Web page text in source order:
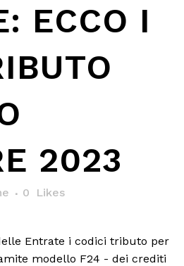
ECCO I
2023
0 Likes
Entrate i codici tributo per
modello F24 - dei crediti